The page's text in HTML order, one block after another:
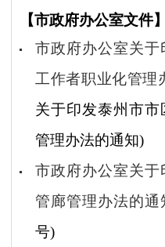
【市政府办公室文件】
市政府办公室关于
工作者职业化管理
关于印发泰州市
管理办法的通知)
市政府办公室关
管廊管理办法的通
号)